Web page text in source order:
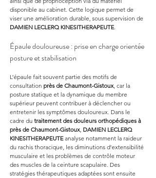
disponible au cabinet. Cette logique permet de
viser une amélioration durable, sous supervision de
DAMIEN LECLERQ KINESITHERAPEUTE.
Épaule douloureuse : prise en charge orientée
posture et stabilisation
L’épaule fait souvent partie des motifs de
consultation près de Chaumont-Gistoux, car la
posture statique et la dynamique du membre
supérieur peuvent contribuer à déclencher ou
entretenir les symptômes douloureux. Dans le
cadre du traitement des douleurs orthopédiques à
près de Chaumont-Gistoux, DAMIEN LECLERQ
KINESITHERAPEUTE analyse notamment la raideur
du rachis thoracique, les diminutions d’extensibilité
musculaire et les problèmes de contrôle moteur
des muscles de la ceinture scapulaire. Des
stratégies thérapeutiques adaptées sont ensuite